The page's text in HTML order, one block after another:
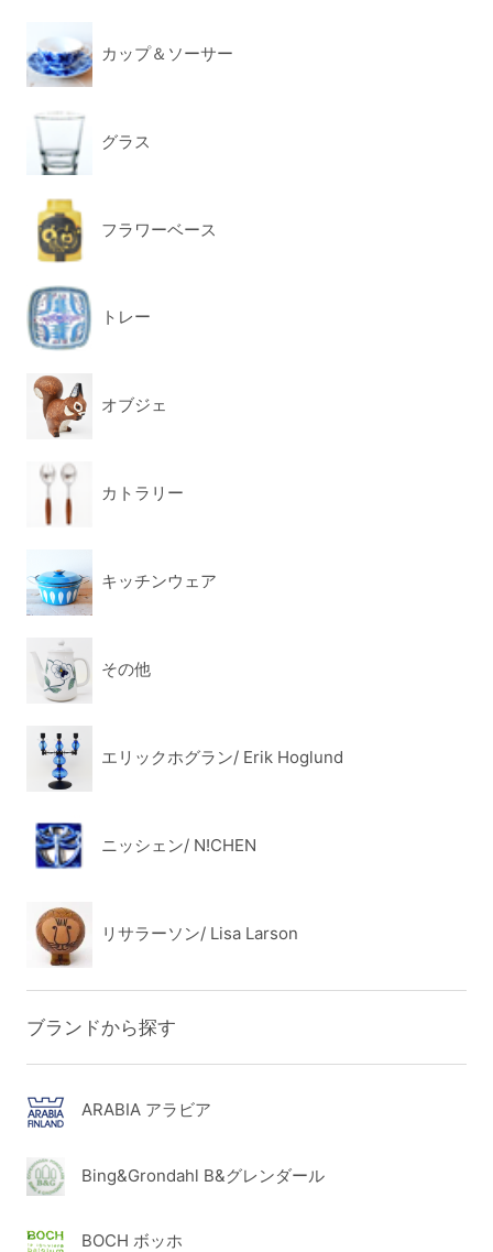
カップ＆ソーサー
グラス
フラワーベース
トレー
オブジェ
カトラリー
キッチンウェア
その他
エリックホグラン/ Erik Hoglund
ニッシェン/ N!CHEN
リサラーソン/ Lisa Larson
ブランドから探す
ARABIA アラビア
Bing&Grondahl B&グレンダール
BOCH ボッホ